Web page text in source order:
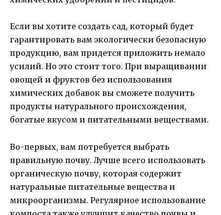
Если вы хотите создать сад, который будет
гарантировать вам экологически безопасную
продукцию, вам придется приложить немало
усилий. Но это стоит того. При выращивании
овощей и фруктов без использования
химических добавок вы сможете получить
продукты натурального происхождения,
богатые вкусом и питательными веществами.
Во-первых, вам потребуется выбрать
правильную почву. Лучше всего использовать
органическую почву, которая содержит
натуральные питательные вещества и
микроорганизмы. Регулярное использование